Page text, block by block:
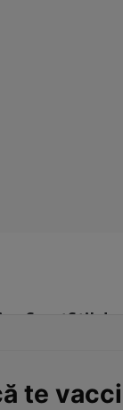
SportStil de
te